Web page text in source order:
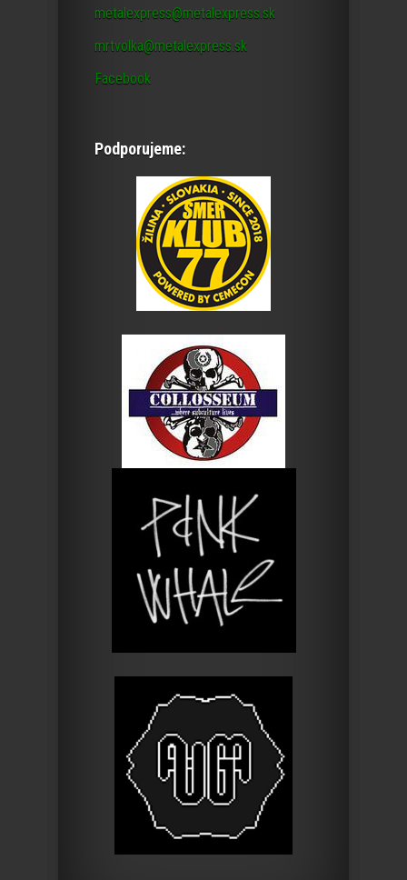
metalexpress@metalexpress.sk
mrtvolka@metalexpress.sk
Facebook
Podporujeme: